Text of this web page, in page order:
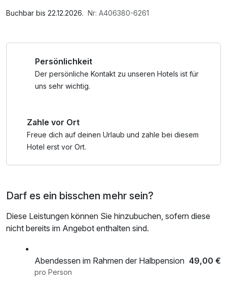
einen Energiekostenzuschlag von EUR 4,50 pro
1 Flasche Mineralwasser, Saunabenutzung, Saunatuch,
nach check out
Buchbar bis 22.12.2026. Nr: A406380-6261
Persönlichkeit
Der persönliche Kontakt zu unseren Hotels ist für
uns sehr wichtig.
Zahle vor Ort
Freue dich auf deinen Urlaub und zahle bei diesem
Hotel erst vor Ort.
Darf es ein bisschen mehr sein?
Diese Leistungen können Sie hinzubuchen, sofern diese
nicht bereits im Angebot enthalten sind.
Abendessen im Rahmen der Halbpension 49,00 €
pro Person